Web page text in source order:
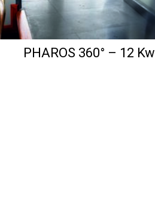
PHAROS 360° – 12 Kw